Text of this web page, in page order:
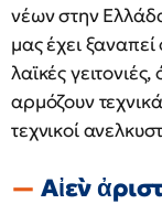
νέων στην
μας έχει
λαϊκές
αρμόζουν
τεχνικοί
Αἰὲν